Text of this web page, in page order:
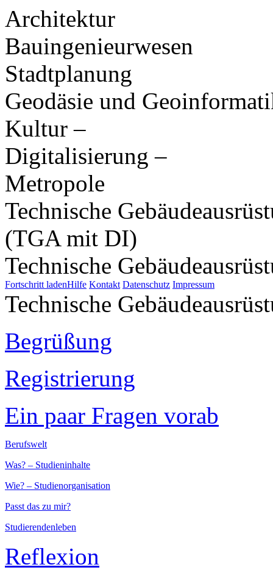
Architektur
Bauingenieurwesen
Stadtplanung
Geodäsie und
Kultur –
Digitalisierung –
Metropole
Technische
(TGA mit DI)
Technische
Fortschritt ladenHilfe Kontakt Datenschutz Impressum
Technische
Begrüßung
Registrierung
Ein paar Fragen vorab
Berufswelt
Was? – Studieninhalte
Wie? – Studienorganisation
Passt das zu mir?
Studierendenleben
Reflexion